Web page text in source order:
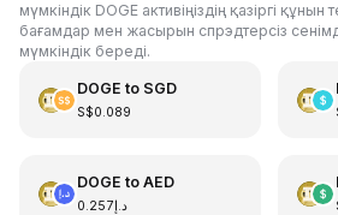
мүмкіндік DOGE активіңіздің қазіргі
бағамдар мен жасырын спрэдтерсіз
мүмкіндік береді.
DOGE to SGD
S$0.089
DOGE to AED
د.إ0.257